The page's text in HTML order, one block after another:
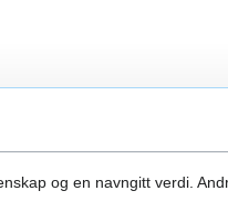
og en navngitt verdi.